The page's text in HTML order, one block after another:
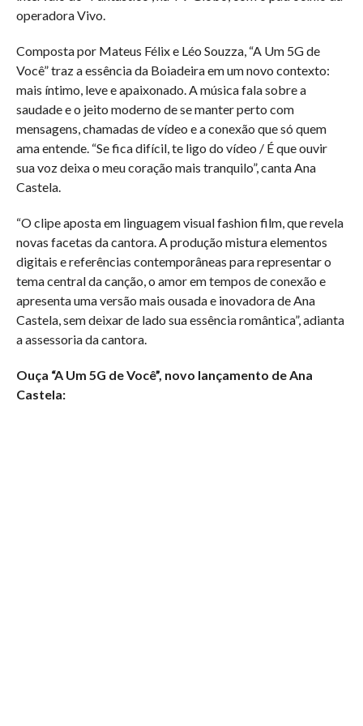
operadora Vivo.
Composta por Mateus Félix e Léo Souzza, “A Um 5G de
Você” traz a essência da Boiadeira em um novo contexto:
mais íntimo, leve e apaixonado. A música fala sobre a
saudade e o jeito moderno de se manter perto com
mensagens, chamadas de vídeo e a conexão que só quem
ama entende. “Se fica difícil, te ligo do vídeo / É que ouvir
sua voz deixa o meu coração mais tranquilo”, canta Ana
Castela.
“O clipe aposta em linguagem visual fashion film, que revela
novas facetas da cantora. A produção mistura elementos
digitais e referências contemporâneas para representar o
tema central da canção, o amor em tempos de conexão e
apresenta uma versão mais ousada e inovadora de Ana
Castela, sem deixar de lado sua essência romântica”, adianta
a assessoria da cantora.
Ouça “A Um 5G de Você”, novo lançamento de Ana
Castela: